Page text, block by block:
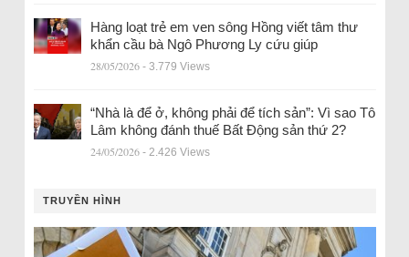
Hàng loạt trẻ em ven sông Hồng viết tâm thư
khẩn cầu bà Ngô Phương Ly cứu giúp
28/05/2026 - 3.779 Views
“Nhà là để ở, không phải để tích sản”: Vì sao Tô
Lâm không đánh thuế Bất Động sản thứ 2?
24/05/2026 - 2.426 Views
TRUYỀN HÌNH